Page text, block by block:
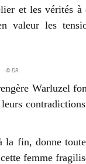
et les vérités à
valeur les
-©-DR
Warluzel
la fin, donne
femme